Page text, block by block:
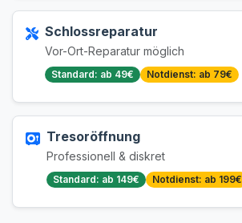
Schlossreparatur
Vor-Ort-Reparatur möglich
Standard: ab 49€ Notdienst: ab 79€
Tresoröffnung
Professionell & diskret
Standard: ab 149€ Notdienst: ab 199€